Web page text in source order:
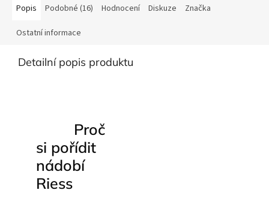
Popis Podobné (16) Hodnocení Diskuze Značka
Ostatní informace
Detailní popis produktu
Proč
si pořídit
nádobí
Riess